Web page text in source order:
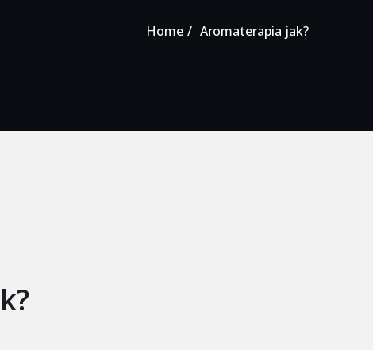
Home Aromaterapia jak?